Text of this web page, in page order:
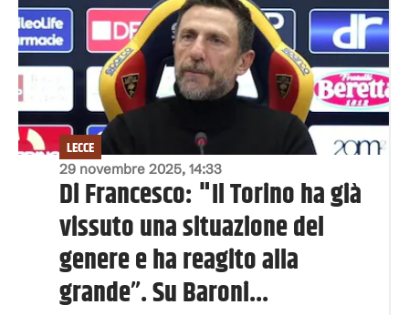
29 novembre 2025, 14:33
LECCE
Di Francesco: "Il Torino ha già
vissuto una situazione del
genere e ha reagito alla
grande”. Su Baroni...